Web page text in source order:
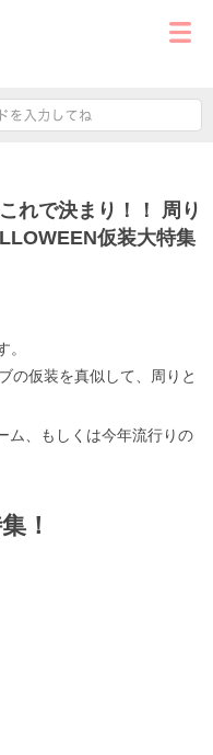
れで決まり！！ 周り
仮装大特集
。
の仮装を真似して、周りと
ム、もしくは今年流行りの
！